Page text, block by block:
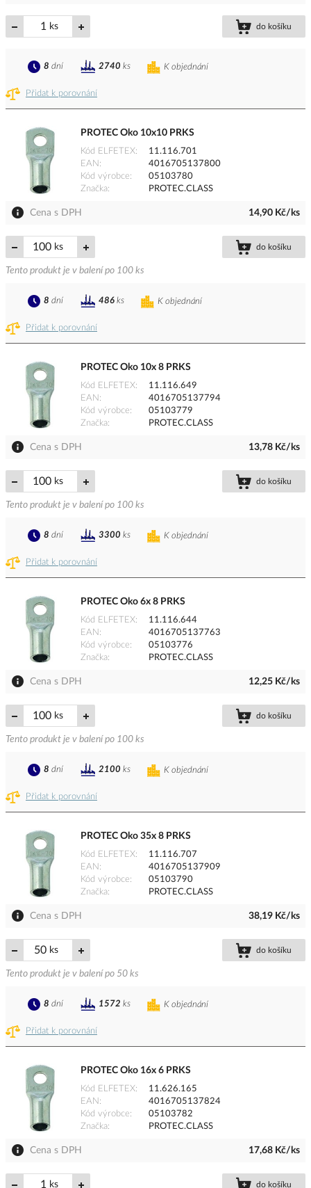
ks do košíku
Přidat k porovnání
K objednání
8 dní 2740 ks
PROTEC Oko 10x10 PRKS
Kód ELFETEX
11.116.701
EAN
4016705137800
Kód výrobce
05103780
Značka
PROTEC.CLASS
Cena s DPH 14,90 Kč/ks
ks do košíku
Tento produkt je v balení po 100 ks
Přidat k porovnání
K objednání
8 dní 486 ks
PROTEC Oko 10x 8 PRKS
Kód ELFETEX
11.116.649
EAN
4016705137794
Kód výrobce
05103779
Značka
PROTEC.CLASS
Cena s DPH 13,78 Kč/ks
ks do košíku
Tento produkt je v balení po 100 ks
Přidat k porovnání
K objednání
8 dní 3300 ks
PROTEC Oko 6x 8 PRKS
Kód ELFETEX
11.116.644
EAN
4016705137763
Kód výrobce
05103776
Značka
PROTEC.CLASS
Cena s DPH 12,25 Kč/ks
ks do košíku
Tento produkt je v balení po 100 ks
Přidat k porovnání
K objednání
8 dní 2100 ks
PROTEC Oko 35x 8 PRKS
Kód ELFETEX
11.116.707
EAN
4016705137909
Kód výrobce
05103790
Značka
PROTEC.CLASS
Cena s DPH 38,19 Kč/ks
ks do košíku
Tento produkt je v balení po 50 ks
Přidat k porovnání
K objednání
8 dní 1572 ks
PROTEC Oko 16x 6 PRKS
Kód ELFETEX
11.626.165
EAN
4016705137824
Kód výrobce
05103782
Značka
PROTEC.CLASS
Cena s DPH 17,68 Kč/ks
ks do košíku